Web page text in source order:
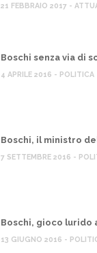
21 FEBBRAIO 2017 -
Boschi senza via di
4 APRILE 2016 - POLITICA
Boschi, il ministro
7 SETTEMBRE 2016 -
Boschi, gioco lurido
13 GIUGNO 2016 -